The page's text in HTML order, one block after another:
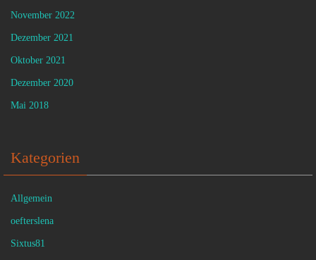
November 2022
Dezember 2021
Oktober 2021
Dezember 2020
Mai 2018
Kategorien
Allgemein
oefterslena
Sixtus81